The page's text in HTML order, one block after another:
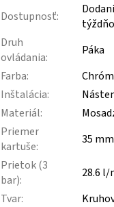
Dostupnosť:
Druh
ovládania:
Páka
Farba:
Chróm
Inštalácia:
Materiál:
Priemer
kartuše:
35 mm
Prietok (3
bar):
28.6 l/
Tvar: